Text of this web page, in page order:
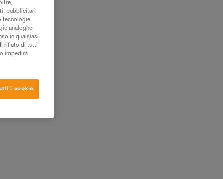
pubblicitari
tecnologie
analoghe
in qualsiasi
rifiuto di tutti
impedirà
i cookie